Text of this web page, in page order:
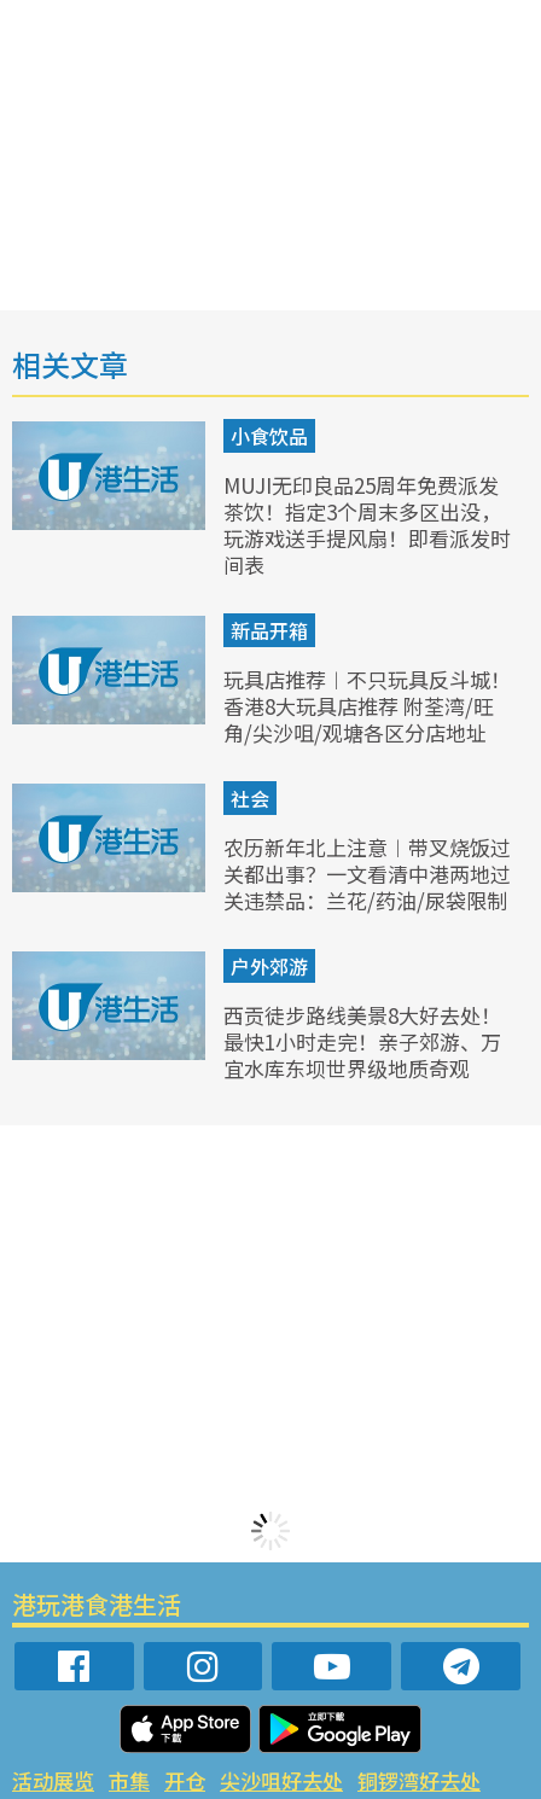
相关文章
小食饮品
MUJI无印良品25周年免费派发
茶饮！指定3个周末多区出没，
玩游戏送手提风扇！即看派发时
间表
新品开箱
玩具店推荐︱不只玩具反斗城！
香港8大玩具店推荐 附荃湾/旺
角/尖沙咀/观塘各区分店地址
社会
农历新年北上注意︱带叉烧饭过
关都出事？一文看清中港两地过
关违禁品：兰花/药油/尿袋限制
户外郊游
西贡徒步路线美景8大好去处！
最快1小时走完！亲子郊游、万
宜水库东坝世界级地质奇观
港玩港食港生活
活动展览 市集 开仓 尖沙咀好去处 铜锣湾好去处